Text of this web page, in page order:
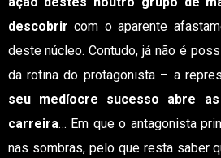
descobrir com o aparente
deste núcleo. Contudo, já não é
da rotina do protagonista – a
seu medíocre sucesso abre
carreira… Em que o antagonista
nas sombras, pelo que resta saber